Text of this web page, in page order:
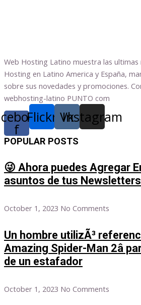
Web Hosting Latino muestra las ultimas
Hosting en Latino America y España,
sobre sus novedades y promociones.
webhosting-latino PUNTO com
f
Flickr Vk
Instagram
POPULAR POSTS
😜 Ahora puedes Agregar
asuntos de tus
October 1, 2023 No Comments
Un hombre utilizÃ³
Amazing Spider-Man 2â
de un estafador
October 1, 2023 No Comments